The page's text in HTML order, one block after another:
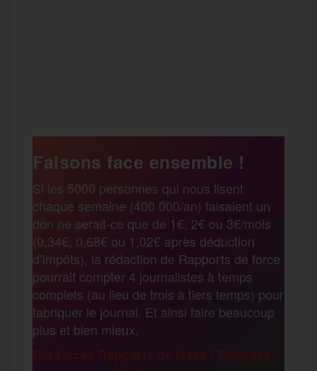
b
o
o
k
t
e
r
l
s
a
g
e
m
r
t
a
g
e
Faisons face ensemble !
Si les 5000 personnes qui nous lisent
chaque semaine (400 000/an) faisaient un
don ne serait-ce que de 1€, 2€ ou 3€/mois
(0,34€, 0,68€ ou 1,02€ après déduction
d’impôts), la rédaction de Rapports de force
pourrait compter 4 journalistes à temps
complets (au lieu de trois à tiers temps) pour
fabriquer le journal. Et ainsi faire beaucoup
plus et bien mieux.
Renforcez Rapports de force ! Engagez-